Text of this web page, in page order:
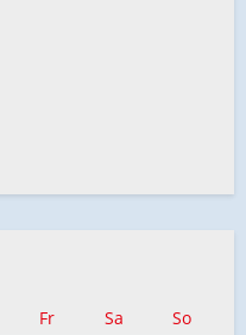
Fr Sa
So